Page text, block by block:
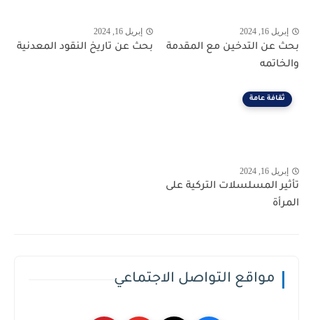
إبريل 16, 2024
بحث عن التدخين مع المقدمة
والخاتمه
إبريل 16, 2024
بحث عن تاريخ النقود المعدنية
ثقافة عامة
إبريل 16, 2024
تأثير المسلسلات التركية على
المرأة
مواقع التواصل الاجتماعي